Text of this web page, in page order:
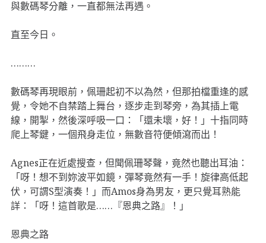
與數碼琴分離，一直都無法再遇。
直至今日。
………
數碼琴再現眼前，佩珊起初不以為然，但那拍檔重逢的感
覺，令她不自禁踏上舞台，逐步走到琴旁，為其插上電
線，開掣，然後深呼吸一口：「還未壞，好！」十指同時
爬上琴鍵，一個飛身走位，無數音符便傾瀉而出！
Agnes正在近處搜查，但聞佩珊琴聲，竟然也聽出耳油：
「呀！想不到妳波平如鏡，彈琴竟然有一手！旋律高低起
伏，可謂S型演奏！」而Amos身為男友，更只覺耳熟能
詳：「呀！這首歌是……『恩典之路』！」
恩典之路